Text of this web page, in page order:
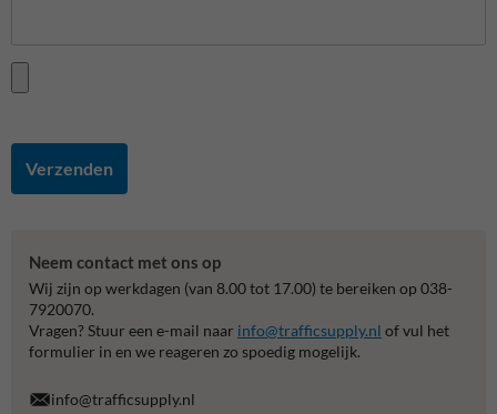
Verzenden
Neem contact met ons op
Wij zijn op werkdagen (van 8.00 tot 17.00) te bereiken op 038-
7920070.
Vragen? Stuur een e-mail naar info@trafficsupply.nl of vul het
formulier in en we reageren zo spoedig mogelijk.
info@trafficsupply.nl